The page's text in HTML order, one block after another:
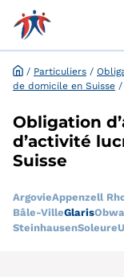
/ Particuliers /
de domicile en Suisse /
Obligation
d’activité
Suisse
ArgovieAppenzell
Bâle-VilleGlaris
SteinhausenSoleure